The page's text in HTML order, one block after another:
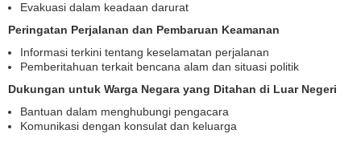
Evakuasi dalam keadaan darurat
Peringatan Perjalanan dan Pembaruan Keamanan
Informasi terkini tentang keselamatan perjalanan
Pemberitahuan terkait bencana alam dan situasi politik
Dukungan untuk Warga Negara yang Ditahan di Luar Negeri
Bantuan dalam menghubungi pengacara
Komunikasi dengan konsulat dan keluarga